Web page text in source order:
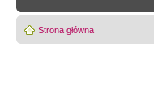
Strona główna